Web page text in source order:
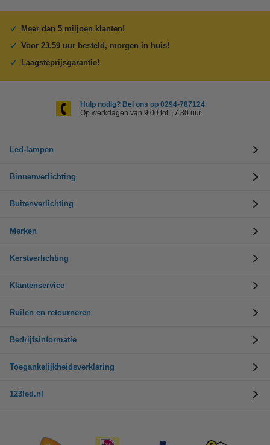
Meer dan 5 miljoen klanten!
Voor 23.59 uur besteld, morgen in huis!
Laagsteprijsgarantie!
Hulp nodig? Bel ons op 0294-787124
Op werkdagen van 9.00 tot 17.30 uur
Led-lampen
Binnenverlichting
Buitenverlichting
Merken
Kerstverlichting
Klantenservice
Ruilen en retourneren
Bedrijfsinformatie
Toegankelijkheidsverklaring
123led.nl